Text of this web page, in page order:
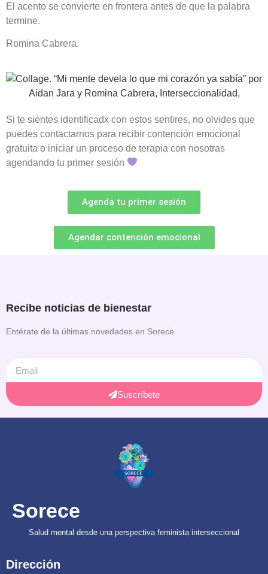
El acento se convierte en frontera antes de que la palabra
termine.
Romina Cabrera.
Si te sientes identificadx con estos sentires, no olvides que
puedes contactarnos para recibir contención emocional
gratuita o iniciar un proceso de terapia con nosotras
agendando tu primer sesión
Agenda tu primer sesión
Agendar contención emocional
Recibe noticias de bienestar
Entérate de la últimas novedades en Sorece
Suscríbete
Sorece
Salud mental desde una perspectiva feminista interseccional
Dirección